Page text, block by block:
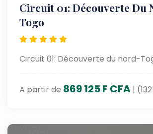
Circuit 01: Découverte Du
Togo
Circuit 01: Découverte du nord-
A partir de 869 125 F CFA |